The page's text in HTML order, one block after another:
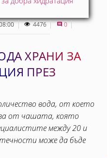
4476 0
ХРАНИ ЗА
ПРЕЗ
вода, от което
от чашата, която
между 20 и
може да бъде